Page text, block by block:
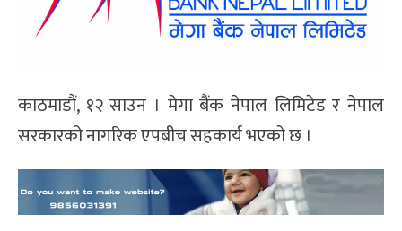
काठमाडौं, १२ साउन । मेगा बैंक नेपाल लिमिटेड र नेपाल
सरकारको नागरिक एपबीच सहकार्य भएको छ ।